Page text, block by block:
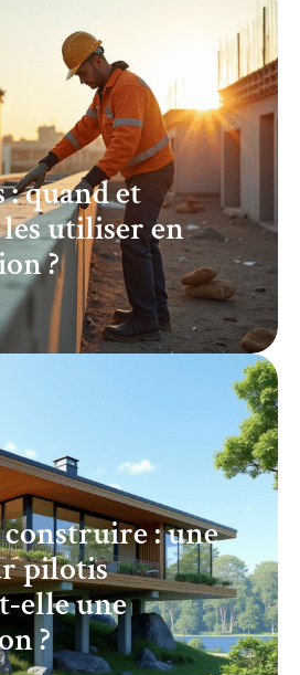
quand et
utiliser en
?
construire : une
pilotis
elle une
?